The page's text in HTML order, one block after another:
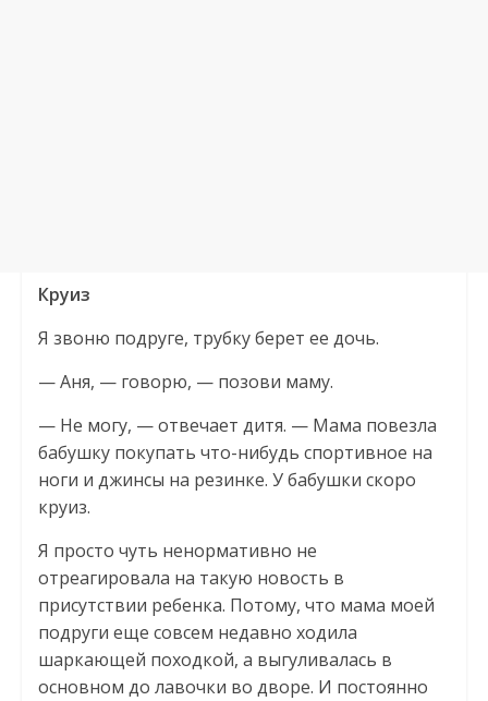
Круиз
Я звоню подруге, трубку берет ее дочь.
— Аня, — говорю, — позови маму.
— Не могу, — отвечает дитя. — Мама повезла
бабушку покупать что-нибудь спортивное на
ноги и джинсы на резинке. У бабушки скоро
круиз.
Я просто чуть ненормативно не
отреагировала на такую новость в
присутствии ребенка. Потому, что мама моей
подруги еще совсем недавно ходила
шаркающей походкой, а выгуливалась в
основном до лавочки во дворе. И постоянно